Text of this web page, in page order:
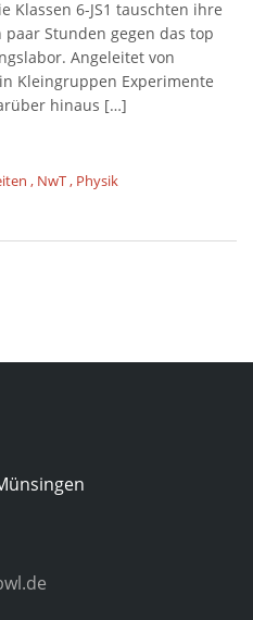
Klassen 6-JS1 tauschten ihre
Stunden gegen das top
Angeleitet von
Kleingruppen Experimente
hinaus […]
, NwT, Physik